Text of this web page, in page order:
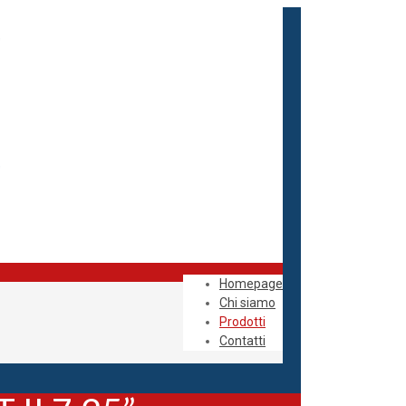
Homepage
Chi siamo
Prodotti
Contatti